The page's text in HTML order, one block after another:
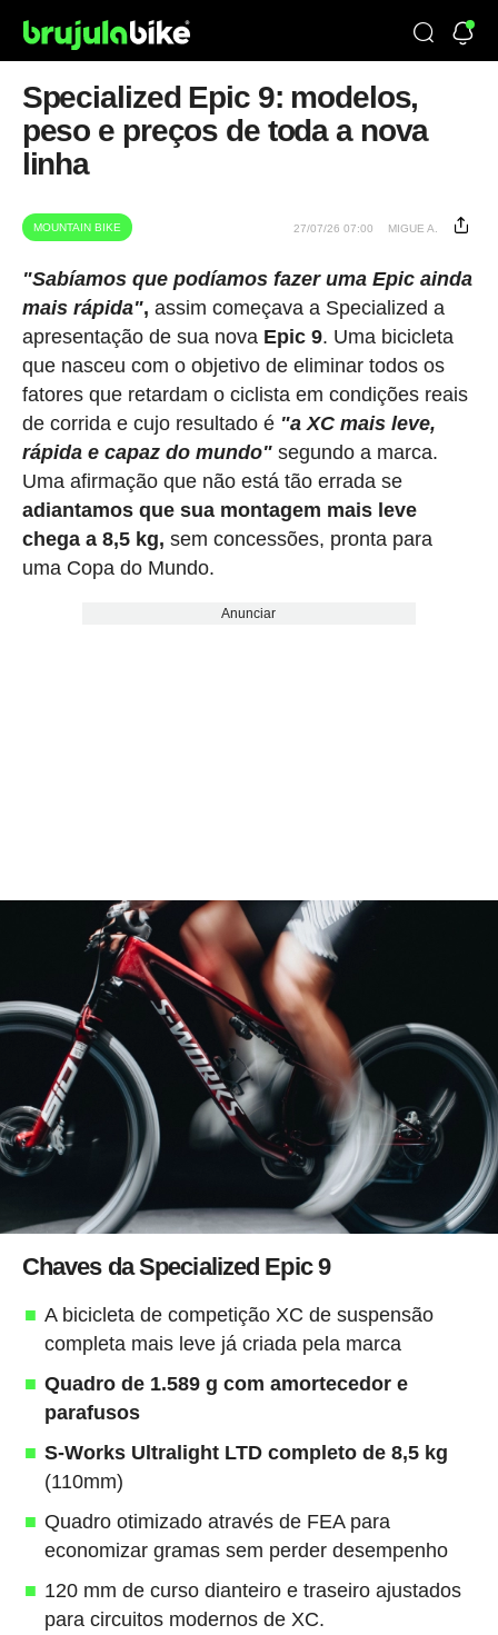
Specialized Epic 9: modelos,
peso e preços de toda a nova
linha
MOUNTAIN BIKE 27/07/26 07:00 MIGUE A.
"Sabíamos que podíamos fazer uma Epic ainda
mais rápida", assim começava a Specialized a
apresentação de sua nova Epic 9. Uma bicicleta
que nasceu com o objetivo de eliminar todos os
fatores que retardam o ciclista em condições reais
de corrida e cujo resultado é "a XC mais leve,
rápida e capaz do mundo" segundo a marca.
Uma afirmação que não está tão errada se
adiantamos que sua montagem mais leve
chega a 8,5 kg, sem concessões, pronta para
uma Copa do Mundo.
Anunciar
Chaves da Specialized Epic 9
A bicicleta de competição XC de suspensão
completa mais leve já criada pela marca
Quadro de 1.589 g com amortecedor e
parafusos
S-Works Ultralight LTD completo de 8,5 kg
(110mm)
Quadro otimizado através de FEA para
economizar gramas sem perder desempenho
120 mm de curso dianteiro e traseiro ajustados
para circuitos modernos de XC.